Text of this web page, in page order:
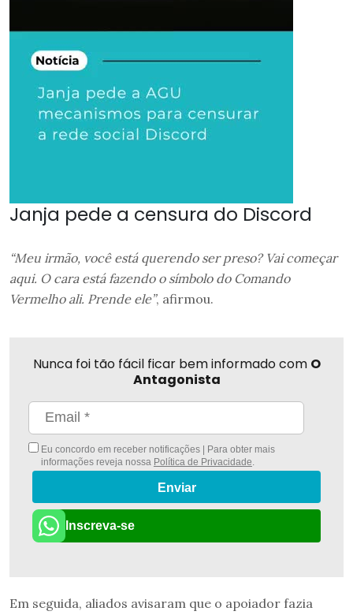
Janja pede a censura do Discord
“Meu irmão, você está querendo ser preso? Vai começar
aqui. O cara está fazendo o símbolo do Comando
Vermelho ali. Prende ele”, afirmou.
Nunca foi tão fácil ficar bem informado com O
Antagonista
Eu concordo em receber notificações | Para obter mais
informações reveja nossa Política de Privacidade.
Enviar
Inscreva-se
Em seguida, aliados avisaram que o apoiador fazia